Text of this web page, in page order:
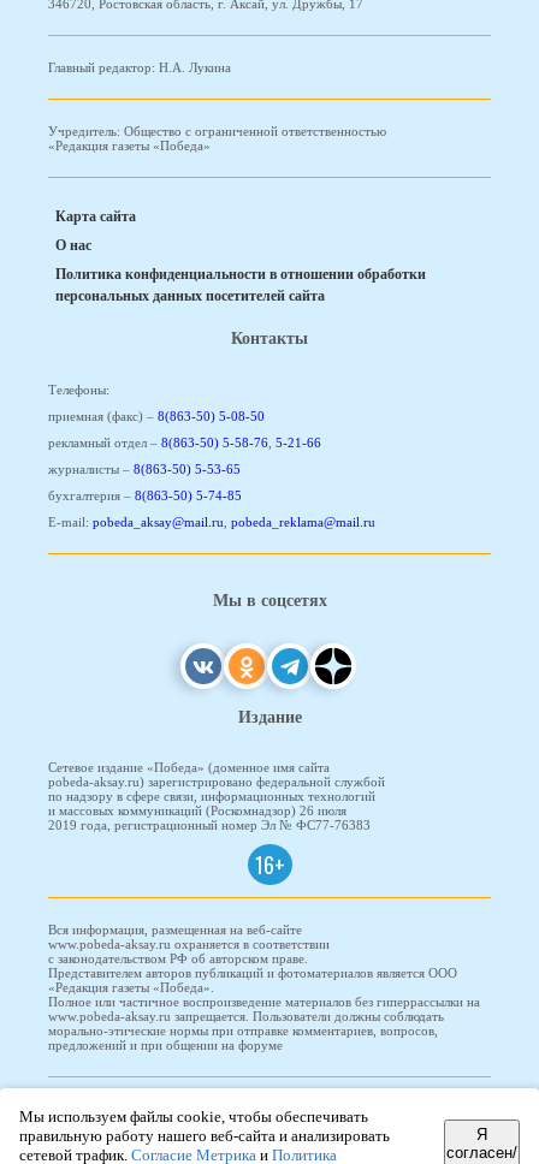
346720, Ростовская область, г. Аксай, ул. Дружбы, 17
Главный редактор: Н.А. Лукина
Учредитель: Общество с ограниченной ответственностью
«Редакция газеты «Победа»
Карта сайта
О нас
Политика конфиденциальности в отношении обработки
персональных данных посетителей сайта
Контакты
Телефоны:
приемная (факс) – 8(863-50) 5-08-50
рекламный отдел – 8(863-50) 5-58-76 5-21-66
журналисты – 8(863-50) 5-53-65
бухгалтерия – 8(863-50) 5-74-85
E-mail: pobeda_aksay@mail.ru pobeda_reklama@mail.ru
Мы в соцсетях
Издание
Сетевое издание «Победа» (доменное имя сайта
pobeda-aksay.ru) зарегистрировано федеральной службой
по надзору в сфере связи, информационных технологий
и массовых коммуникаций (Роскомнадзор) 26 июля
2019 года, регистрационный номер Эл № ФС77-76383
16+
Вся информация, размещенная на веб-сайте
www.pobeda-aksay.ru охраняется в соответствии
с законодательством РФ об авторском праве.
Представителем авторов публикаций и фотоматериалов является ООО
«Редакция газеты «Победа».
Полное или частичное воспроизведение материалов без гиперрассылки на
www.pobeda-aksay.ru запрещается. Пользователи должны соблюдать
морально-этические нормы при отправке комментариев, вопросов,
предложений и при общении на форуме
Мы используем файлы cookie, чтобы обеспечивать
правильную работу нашего веб-сайта и анализировать
сетевой трафик. Согласие Метрика и Политика
Я
согласен/